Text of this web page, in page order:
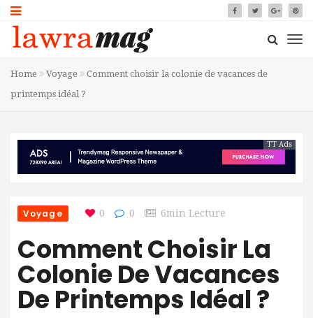
Home Voyage
Comment choisir la colonie de vacances de
printemps idéal ?
TT Ads
Voyage 0 0 6min Lecture
Comment Choisir La
Colonie De Vacances
De Printemps Idéal ?